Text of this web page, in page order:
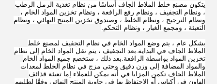
يتكون مصنع خلط الملاط الجاف أساسًا من نظام تغذية الرمل الرطب
، ونظام التجفيف ، ونظام رفع الرافعة ، ونظام تخزين المواد الخام ،
ونظام الترجيح ، ونظام الخلط ، وصندوق تخزين المنتج النهائي ، ونظام
التعبئة ، ومجمع الغبار ، ونظام التحكم.
بشكل عام ، يتم وضع المواد الخام في نظام التجفيف لمصنع خلط
الملاط الجاف في البداية.بعد التجفيف ، يتم نقل المواد الخام إلى نظام
تخزين المواد بواسطة الرافعة.بعد ذلك ، ستخضع جميع المواد الخام
والمواد المضافة إلى وزن دقيق وحتى مزج في نظام الخلط لمعدات
الملاط الجاف.تكمن المزايا في أنه يمكن للعملاء إما تعبئة قذائف
الهاون في أكياس أو الاحتفاظ بها في حاوية المنتج النهائي وفقًا لطلبهم